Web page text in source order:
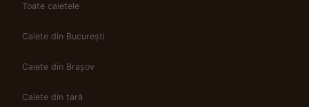
Toate caietele
Caiete din București
Caiete din Brașov
Caiete din țară